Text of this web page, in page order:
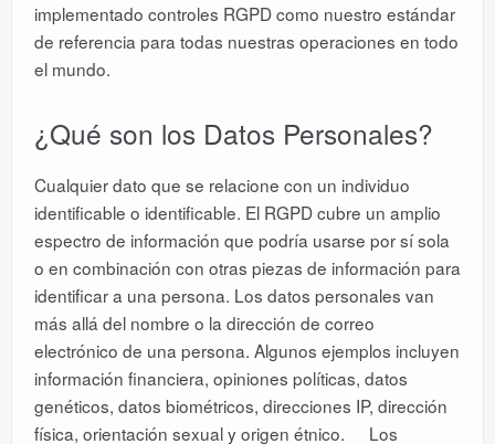
implementado controles RGPD como nuestro estándar
de referencia para todas nuestras operaciones en todo
el mundo.
¿Qué son los Datos Personales?
Cualquier dato que se relacione con un individuo
identificable o identificable. El RGPD cubre un amplio
espectro de información que podría usarse por sí sola
o en combinación con otras piezas de información para
identificar a una persona. Los datos personales van
más allá del nombre o la dirección de correo
electrónico de una persona. Algunos ejemplos incluyen
información financiera, opiniones políticas, datos
genéticos, datos biométricos, direcciones IP, dirección
física, orientación sexual y origen étnico. Los